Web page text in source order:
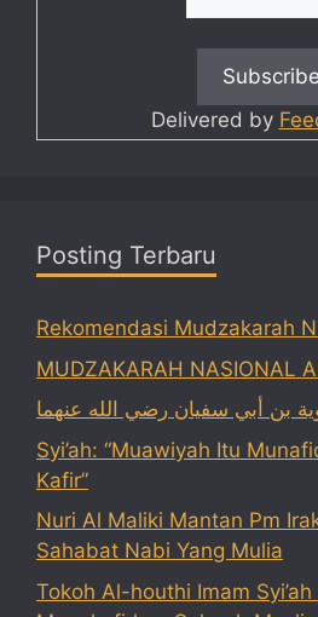
Delivered by
Posting Terbaru
Rekomendasi Mudzakarah
MUDZAKARAH NASIONAL
بن أبي سفيان رضي الله عنهما
Syi’ah: “Muawiyah Itu
Kafir”
Nuri Al Maliki Mantan Pm
Sahabat Nabi Yang Mulia
Tokoh Al-houthi Imam